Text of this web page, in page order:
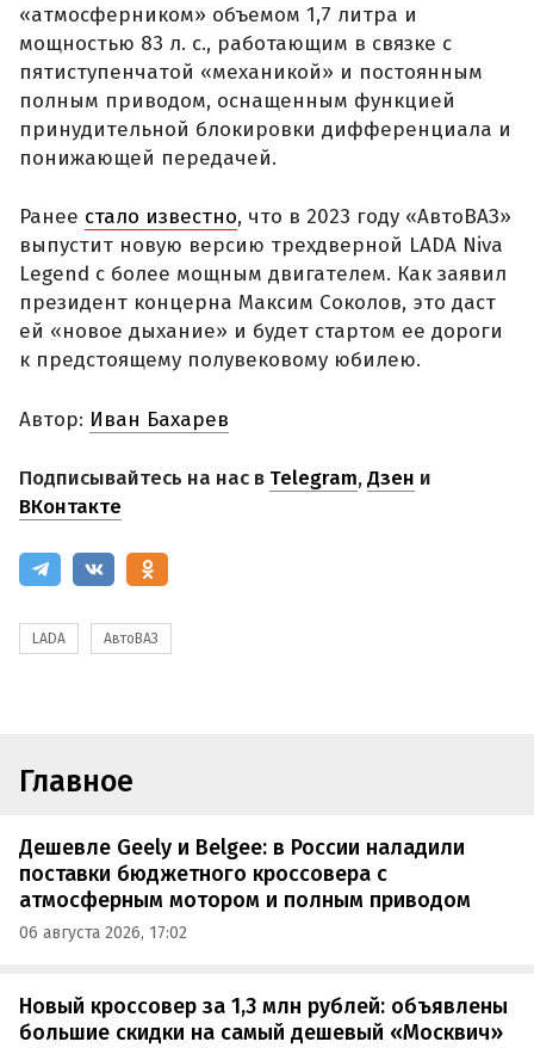
«атмосферником» объемом 1,7 литра и
мощностью 83 л. с., работающим в связке с
пятиступенчатой «механикой» и постоянным
полным приводом, оснащенным функцией
принудительной блокировки дифференциала и
понижающей передачей.
Ранее стало известно, что в 2023 году «АвтоВАЗ»
выпустит новую версию трехдверной LADA Niva
Legend с более мощным двигателем. Как заявил
президент концерна Максим Соколов, это даст
ей «новое дыхание» и будет стартом ее дороги
к предстоящему полувековому юбилею.
Автор: Иван Бахарев
Подписывайтесь на нас в Telegram,Дзен и
ВКонтакте
LADA АвтоВАЗ
Главное
Дешевле Geely и Belgee: в России наладили
поставки бюджетного кроссовера с
атмосферным мотором и полным приводом
06 августа 2026, 17:02
Новый кроссовер за 1,3 млн рублей: объявлены
большие скидки на самый дешевый «Москвич»